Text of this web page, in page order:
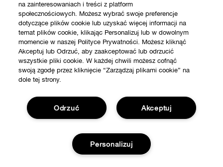
na zainteresowaniach i treści z platform
społecznościowych. Możesz wybrać swoje preferencje
dotyczące plików cookie lub uzyskać więcej informacji na
temat plików cookie, klikając Personalizuj lub w dowolnym
momencie w naszej Polityce Prywatności. Możesz kliknąć
Akceptuj lub Odrzuć, aby zaakceptować lub odrzucić
wszystkie pliki cookie. W każdej chwili możesz cofnąć
swoją zgodę przez kliknięcie “Zarządzaj plikami cookie” na
dole tej strony.
Akceptuj
Odrzuć
Personalizuj